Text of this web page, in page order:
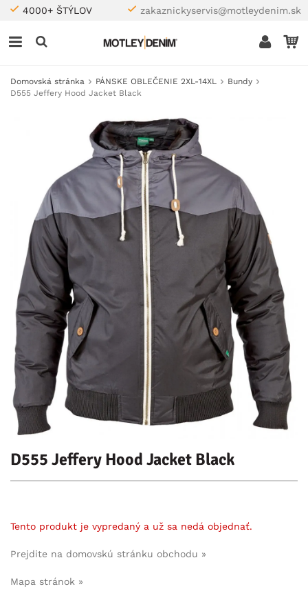
4000+ ŠTÝLOV zakaznickyservis@motleydenim.sk
Domovská stránka PÁNSKE OBLEČENIE 2XL-14XL
Bundy
D555 Jeffery Hood Jacket Black
D555 Jeffery Hood Jacket Black
Tento produkt je vypredaný a už sa nedá objednať.
Prejdite na domovskú stránku obchodu »
Mapa stránok »